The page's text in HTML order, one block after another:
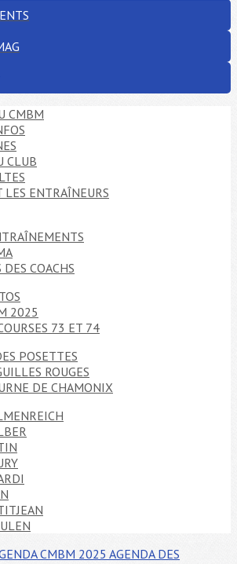
CMBM
CLUB
ENTRAÎNEURS
COACHS
2025
73 ET 74
POSETTES
ROUGES
DE CHAMONIX
CMBM 2025 AGENDA DES